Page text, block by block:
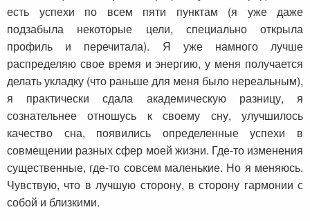
есть успехи по всем пяти пунктам (я уже даже
подзабыла некоторые цели, специально открыла
профиль и перечитала). Я уже намного лучше
распределяю свое время и энергию, у меня получается
делать укладку (что раньше для меня было нереальным),
я практически сдала академическую разницу, я
сознательнее отношусь к своему сну, улучшилось
качество сна, появились определенные успехи в
совмещении разных сфер моей жизни. Где-то изменения
существенные, где-то совсем маленькие. Но я меняюсь.
Чувствую, что в лучшую сторону, в сторону гармонии с
собой и близкими.